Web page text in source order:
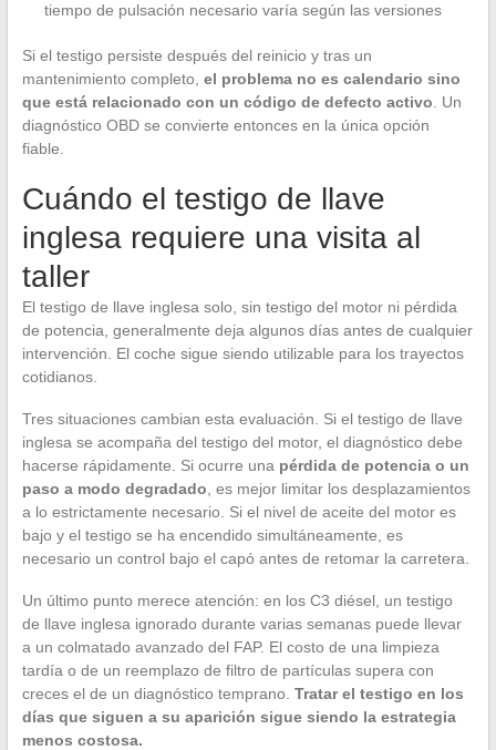
tiempo de pulsación necesario varía según las versiones
Si el testigo persiste después del reinicio y tras un
mantenimiento completo, el problema no es calendario sino
que está relacionado con un código de defecto activo. Un
diagnóstico OBD se convierte entonces en la única opción
fiable.
Cuándo el testigo de llave
inglesa requiere una visita al
taller
El testigo de llave inglesa solo, sin testigo del motor ni pérdida
de potencia, generalmente deja algunos días antes de cualquier
intervención. El coche sigue siendo utilizable para los trayectos
cotidianos.
Tres situaciones cambian esta evaluación. Si el testigo de llave
inglesa se acompaña del testigo del motor, el diagnóstico debe
hacerse rápidamente. Si ocurre una pérdida de potencia o un
paso a modo degradado, es mejor limitar los desplazamientos
a lo estrictamente necesario. Si el nivel de aceite del motor es
bajo y el testigo se ha encendido simultáneamente, es
necesario un control bajo el capó antes de retomar la carretera.
Un último punto merece atención: en los C3 diésel, un testigo
de llave inglesa ignorado durante varias semanas puede llevar
a un colmatado avanzado del FAP. El costo de una limpieza
tardía o de un reemplazo de filtro de partículas supera con
creces el de un diagnóstico temprano. Tratar el testigo en los
días que siguen a su aparición sigue siendo la estrategia
menos costosa.